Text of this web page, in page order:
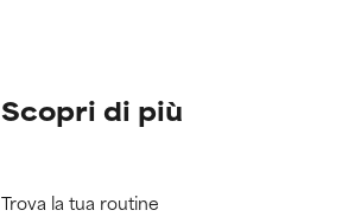
Scopri di più
Trova la tua routine